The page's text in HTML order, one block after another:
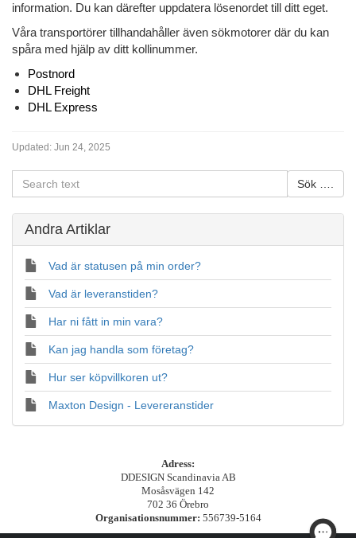
information. Du kan därefter uppdatera lösenordet till ditt eget.
Våra transportörer tillhandahåller även sökmotorer där du kan
spåra med hjälp av ditt kollinummer.
Postnord
DHL Freight
DHL Express
Updated: Jun 24, 2025
Andra Artiklar
Vad är statusen på min order?
Vad är leveranstiden?
Har ni fått in min vara?
Kan jag handla som företag?
Hur ser köpvillkoren ut?
Maxton Design - Levereranstider
Adress:
DDESIGN Scandinavia AB
Mosåsvägen 142
702 36 Örebro
Organisationsnummer: 556739-5164